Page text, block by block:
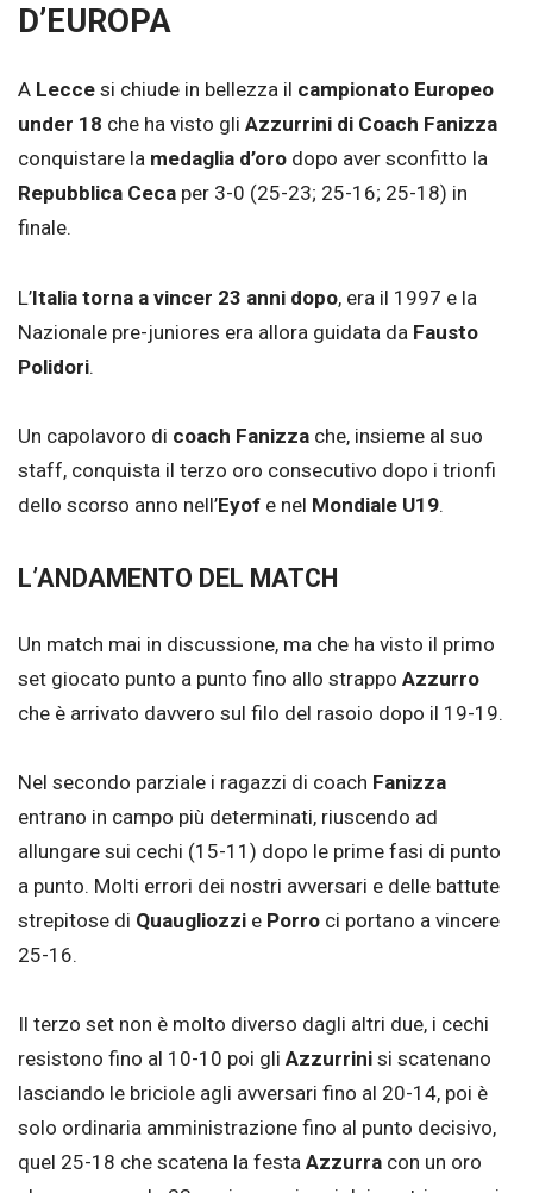
D’EUROPA
A Lecce si chiude in bellezza il campionato Europeo
under 18 che ha visto gli Azzurrini di Coach Fanizza
conquistare la medaglia d’oro dopo aver sconfitto la
Repubblica Ceca per 3-0 (25-23; 25-16; 25-18) in
finale.
L’Italia torna a vincer 23 anni dopo, era il 1997 e la
Nazionale pre-juniores era allora guidata da Fausto
Polidori.
Un capolavoro di coach Fanizza che, insieme al suo
staff, conquista il terzo oro consecutivo dopo i trionfi
dello scorso anno nell’Eyof e nel Mondiale U19.
L’ANDAMENTO DEL MATCH
Un match mai in discussione, ma che ha visto il primo
set giocato punto a punto fino allo strappo Azzurro
che è arrivato davvero sul filo del rasoio dopo il 19-19.
Nel secondo parziale i ragazzi di coach Fanizza
entrano in campo più determinati, riuscendo ad
allungare sui cechi (15-11) dopo le prime fasi di punto
a punto. Molti errori dei nostri avversari e delle battute
strepitose di Quaugliozzi e Porro ci portano a vincere
25-16.
Il terzo set non è molto diverso dagli altri due, i cechi
resistono fino al 10-10 poi gli Azzurrini si scatenano
lasciando le briciole agli avversari fino al 20-14, poi è
solo ordinaria amministrazione fino al punto decisivo,
quel 25-18 che scatena la festa Azzurra con un oro